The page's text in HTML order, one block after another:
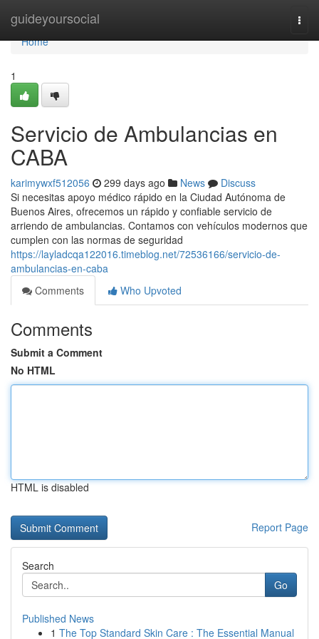
guideyoursocial
Home
Home
1
Servicio de Ambulancias en
CABA
karimywxf512056 299 days ago News
Discuss
Si necesitas apoyo médico rápido en la Ciudad Autónoma de
Buenos Aires, ofrecemos un rápido y confiable servicio de
arriendo de ambulancias. Contamos con vehículos modernos que
cumplen con las normas de seguridad
https://layladcqa122016.timeblog.net/72536166/servicio-de-
ambulancias-en-caba
Comments
Who Upvoted
Comments
Submit a Comment
No HTML
HTML is disabled
Report Page
Search
Go
Published News
1 The Top Standard Skin Care : The Essential Manual